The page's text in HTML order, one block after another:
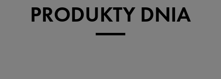
PRODUKTY DNIA